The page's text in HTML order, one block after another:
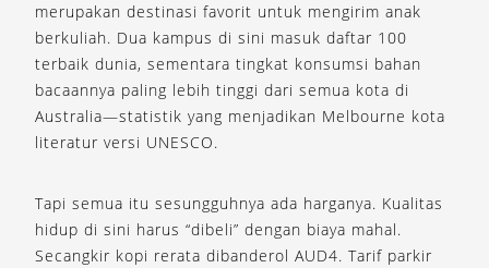
merupakan destinasi favorit untuk mengirim anak
berkuliah. Dua kampus di sini masuk daftar 100
terbaik dunia, sementara tingkat konsumsi bahan
bacaannya paling lebih tinggi dari semua kota di
Australia—statistik yang menjadikan Melbourne kota
literatur versi UNESCO.
Tapi semua itu sesungguhnya ada harganya. Kualitas
hidup di sini harus “dibeli” dengan biaya mahal.
Secangkir kopi rerata dibanderol AUD4. Tarif parkir